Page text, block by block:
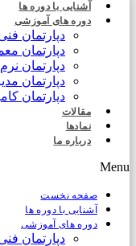
آشنایی با دوره ها
دوره های آموزشی
دپارتمان
دپارتمان
دپارتمان نرم
دپارتمان
دپارتمان
مقالات
نمادها
درباره ما
Menu
صفحه نخست
آشنایی با دوره ها
دوره های آموزشی
دپارتمان